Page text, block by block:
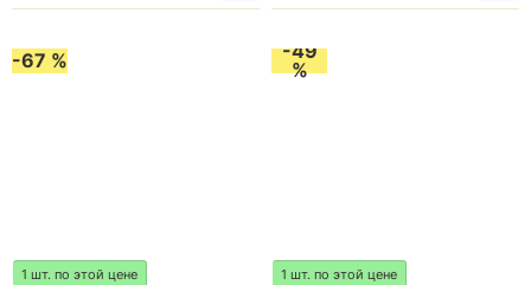
-67 %
1 шт. по этой цене
-49
%
1 шт. по этой цене